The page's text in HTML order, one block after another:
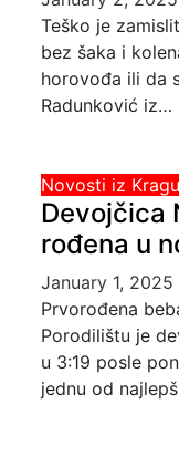
Teško je
bez šaka i
horovođa ili da
Radunković iz…
Novosti iz
Devojčica
rođena u
January 1, 2025
Prvorođena
Porodilištu je
u 3:19 posle
jednu od